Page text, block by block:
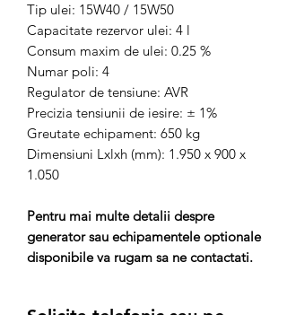
Tip ulei: 15W40 / 15W50
Capacitate rezervor ulei: 4 l
Consum maxim de ulei: 0.25 %
Numar poli: 4
Regulator de tensiune: AVR
Precizia tensiunii de iesire: ± 1%
Greutate echipament: 650 kg
Dimensiuni Lxlxh (mm): 1.950 x 900 x
1.050
Pentru mai multe detalii despre
generator sau echipamentele optionale
disponibile va rugam sa ne contactati.